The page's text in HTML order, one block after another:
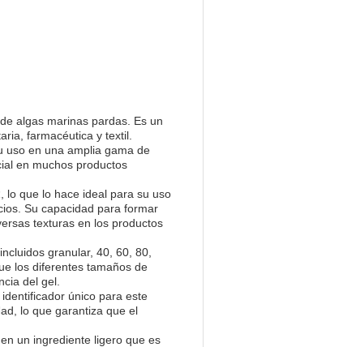
algas marinas pardas. Es un
farmacéutica y textil.
uso en una amplia gama de
en muchos productos
lo que lo hace ideal para su uso
Su capacidad para formar
texturas en los productos
granular, 40, 60, 80,
los diferentes tamaños de
del gel.
único para este
lo que garantiza que el
un ingrediente ligero que es